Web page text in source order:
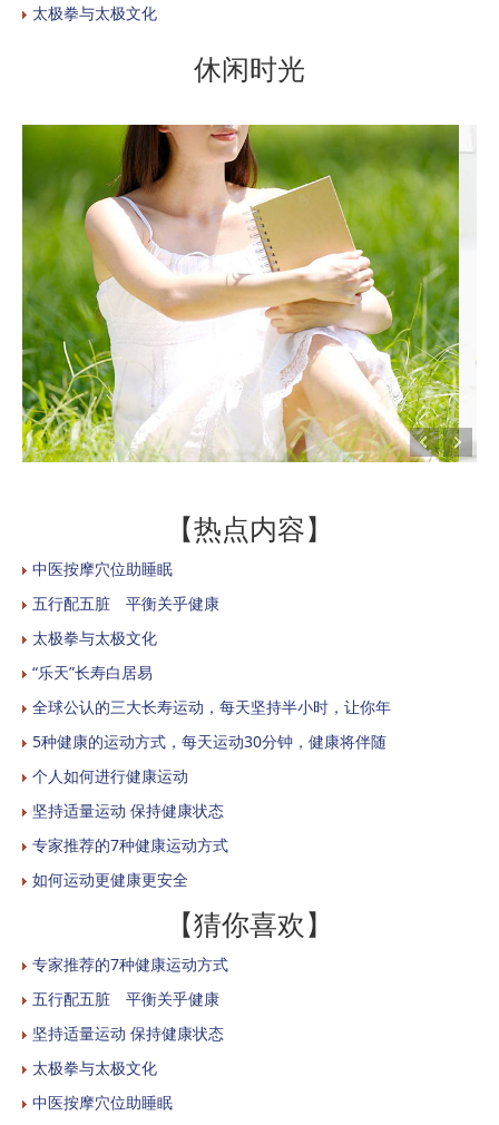
太极拳与太极文化
休闲时光
【热点内容】
中医按摩穴位助睡眠
五行配五脏 平衡关乎健康
太极拳与太极文化
“乐天”长寿白居易
全球公认的三大长寿运动，每天坚持半小时，让你年
5种健康的运动方式，每天运动30分钟，健康将伴随
个人如何进行健康运动
坚持适量运动 保持健康状态
专家推荐的7种健康运动方式
如何运动更健康更安全
【猜你喜欢】
专家推荐的7种健康运动方式
五行配五脏 平衡关乎健康
坚持适量运动 保持健康状态
太极拳与太极文化
中医按摩穴位助睡眠